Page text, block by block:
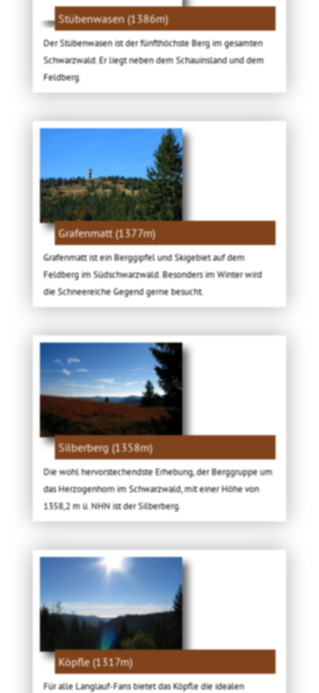
Stübenwasen (1386m)
Der Stübenwasen ist der fünfthöchste Berg im gesamten
Schwarzwald. Er liegt neben dem Schauinsland und dem
Feldberg.
Grafenmatt (1377m)
Grafenmatt ist ein Berggipfel und Skigebiet auf dem
Feldberg im Südschwarzwald. Besonders im Winter wird
die Schneereiche Gegend gerne besucht.
Silberberg (1358m)
Die wohl hervorstechendste Erhebung, der Berggruppe um
das Herzogenhorn im Schwarzwald, mit einer Höhe von
1358,2 m ü. NHN ist der Silberberg.
Köpfle (1317m)
Für alle Langlauf-Fans bietet das Köpfle die idealen